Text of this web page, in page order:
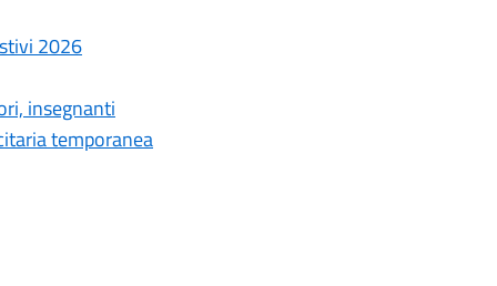
2026
insegnanti
temporanea